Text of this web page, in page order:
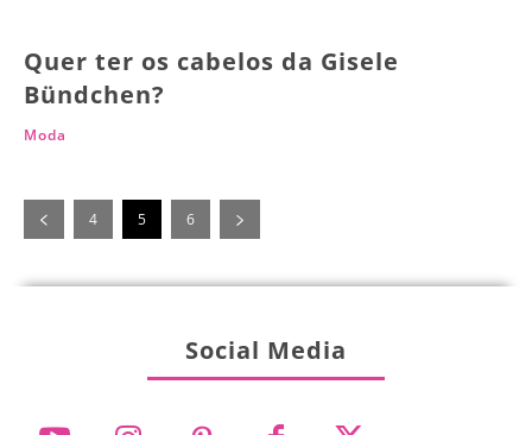
Quer ter os cabelos da Gisele
Bündchen?
Moda
4 5 6
Social Media